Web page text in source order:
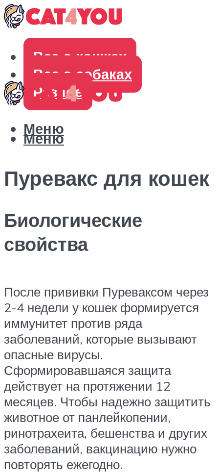
Все о кошках
Все о собаках
Разное
Меню
Меню
Пуревакс для кошек
Биологические
свойства
После прививки Пуреваксом через
2-4 недели у кошек формируется
иммунитет против ряда
заболеваний, которые вызывают
опасные вирусы.
Сформировавшаяся защита
действует на протяжении 12
месяцев. Чтобы надежно защитить
животное от панлейкопении,
ринотрахеита, бешенства и других
заболеваний, вакцинацию нужно
повторять ежегодно.